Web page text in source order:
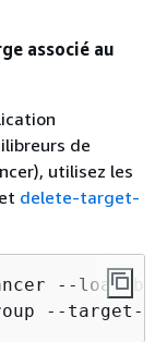
associé au
de
utilisez les
et delete-target-
--load-
--target-